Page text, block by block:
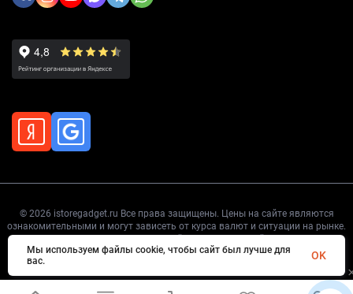
© 2026 istoregadget.ru Все права защищены. Цены на сайте являются
ознакомительными и могут зависеть от курса валют и ситуации на рынке.
Точную цену уточняйте перед покупкой.
Мы используем файлы cookie, чтобы сайт был лучше для
вас.
OK